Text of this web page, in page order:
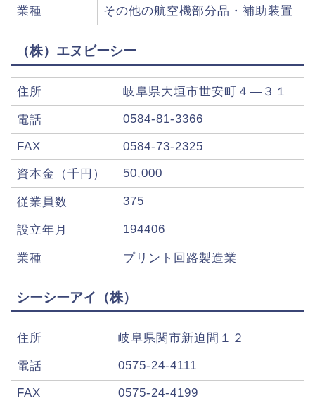
業種 その他の航空機部分品・補助装置
（株）エヌビーシー
住所 岐阜県大垣市世安町４―３１
電話 0584-81-3366
FAX 0584-73-2325
資本金（千円） 50,000
従業員数 375
設立年月 194406
業種 プリント回路製造業
シーシーアイ（株）
住所 岐阜県関市新迫間１２
電話 0575-24-4111
FAX 0575-24-4199